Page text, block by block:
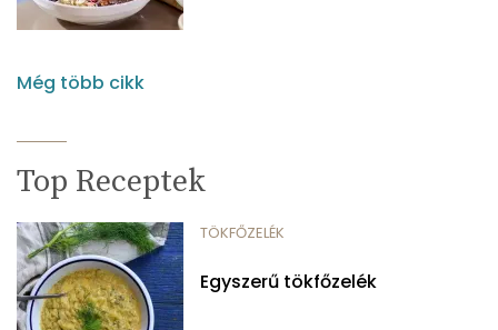
Még több cikk
Top Receptek
TÖKFŐZELÉK
Egyszerű tökfőzelék